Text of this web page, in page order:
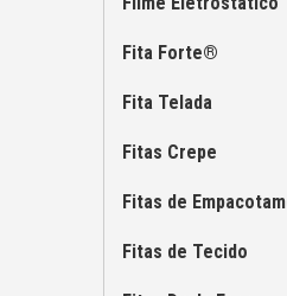
Fita Forte®
Fita Telada
Fitas Crepe
Fitas de
Fitas de Tecido